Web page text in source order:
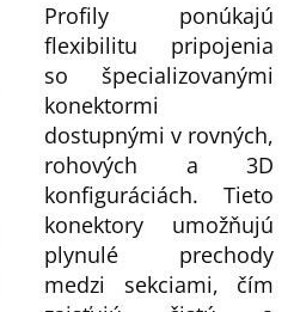
Profily ponúkajú
flexibilitu pripojenia
so špecializovanými
konektormi
dostupnými v rovných,
rohových a 3D
konfiguráciách. Tieto
konektory umožňujú
plynulé prechody
medzi sekciami, čím